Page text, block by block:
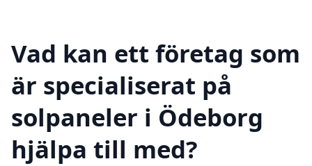
Vad kan ett företag som
är specialiserat på
solpaneler i Ödeborg
hjälpa till med?